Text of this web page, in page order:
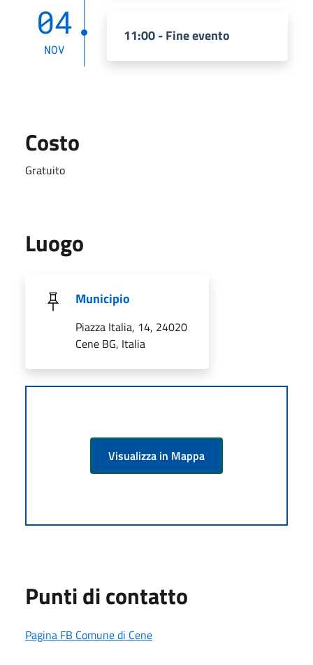
04
NOV
11:00 - Fine evento
Costo
Gratuito
Luogo
Municipio
Piazza Italia, 14, 24020
Cene BG, Italia
Visualizza in Mappa
Punti di contatto
Pagina FB Comune di Cene